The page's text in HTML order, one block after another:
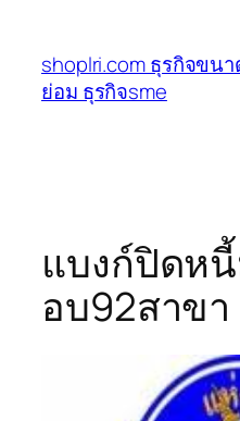
เนื้อหา
shoplri.com ธุรกิจขน
ย่อม ธุรกิจsme
แบงก์ปิดห
อบ92สาขา